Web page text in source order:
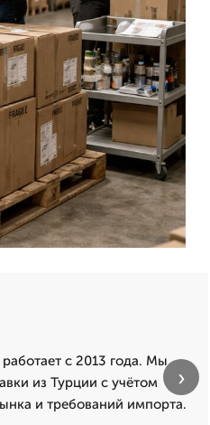
с 2013 года. Мы
из Турции с учётом
и требований импорта.
›